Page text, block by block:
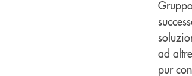
ad
pur